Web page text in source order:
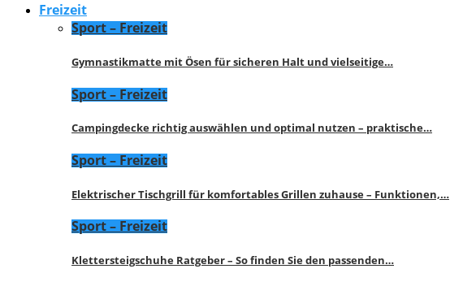
Freizeit
Sport – Freizeit
Gymnastikmatte mit Ösen für sicheren Halt und vielseitige…
Sport – Freizeit
Campingdecke richtig auswählen und optimal nutzen – praktische…
Sport – Freizeit
Elektrischer Tischgrill für komfortables Grillen zuhause – Funktionen,…
Sport – Freizeit
Klettersteigschuhe Ratgeber – So finden Sie den passenden…